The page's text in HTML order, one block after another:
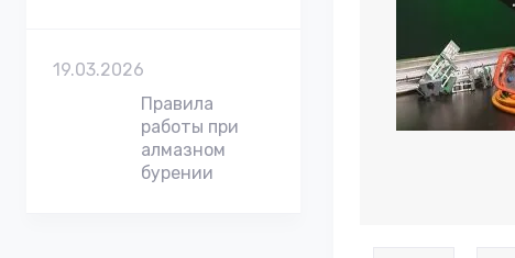
19.03.2026
Правила
работы при
алмазном
бурении